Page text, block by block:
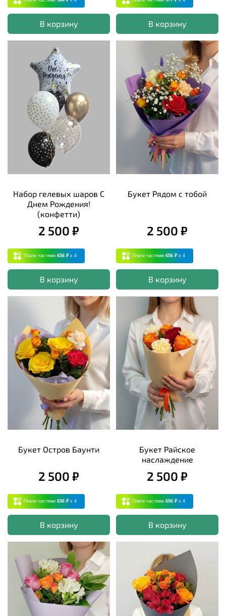
В корзину В корзину
Набор гелевых шаров С
Днем Рождения!
(конфетти)
2 500 ₽
Плати частями 656 ₽ x 4
В корзину
Букет Рядом с тобой
2 500 ₽
Плати частями 656 ₽ x 4
В корзину
Букет Остров Баунти
2 500 ₽
Плати частями 656 ₽ x 4
В корзину
Букет Райское
наслаждение
2 500 ₽
Плати частями 656 ₽ x 4
В корзину